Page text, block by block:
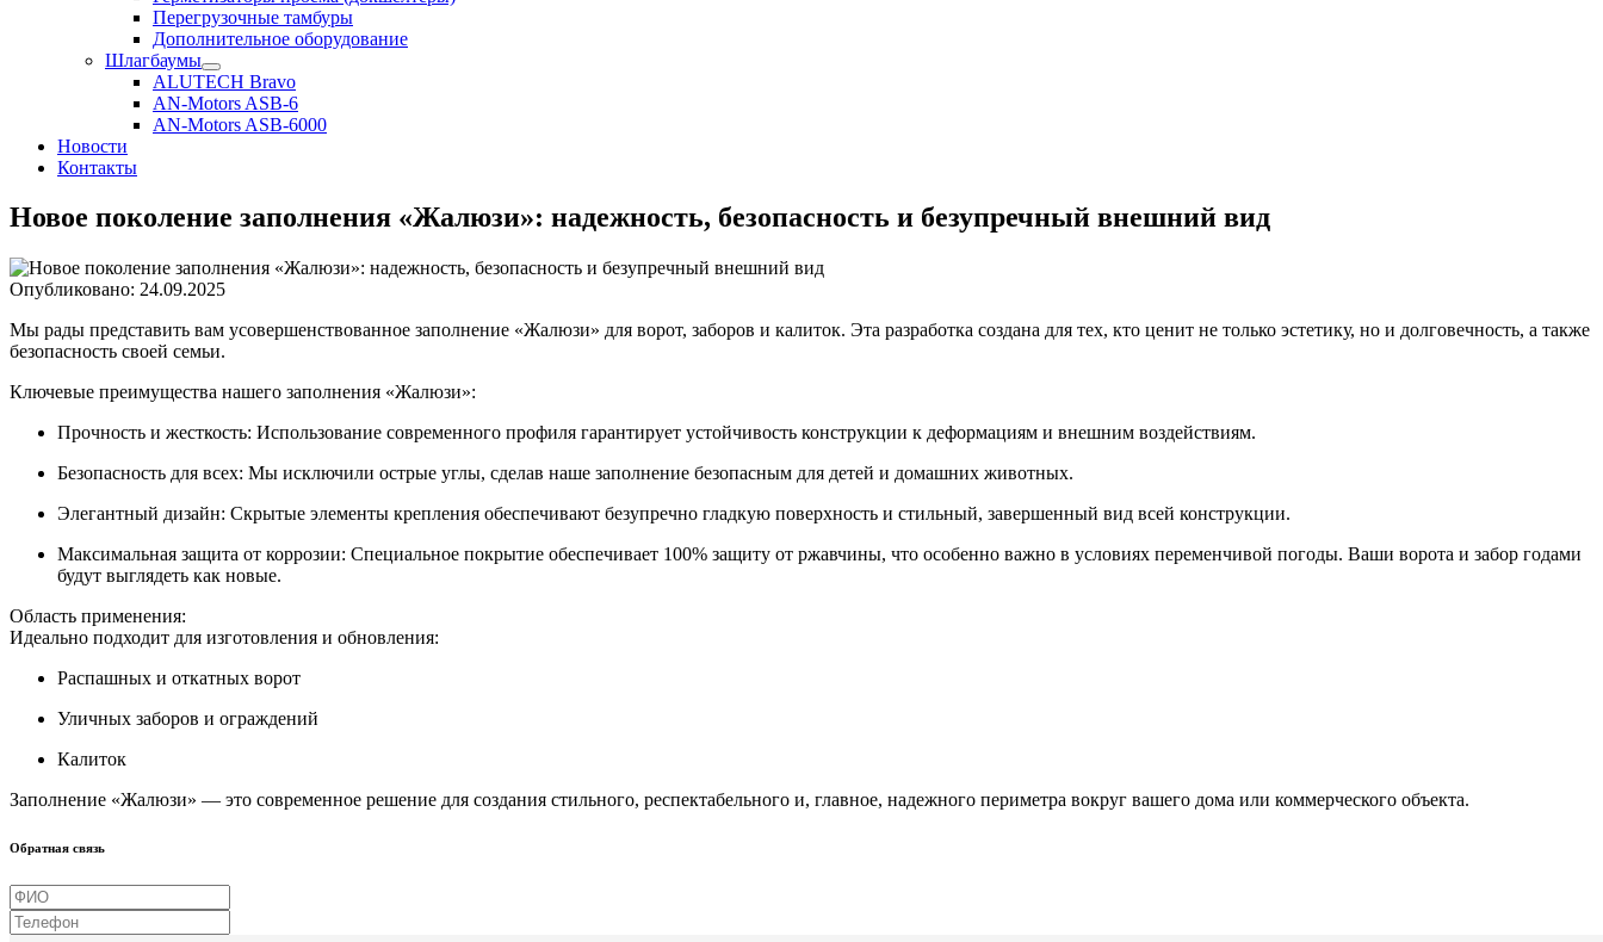
Перегрузочные тамбуры
Дополнительное оборудование
Шлагбаумы
ALUTECH Bravo
AN-Motors ASB-6
AN-Motors ASB-6000
Новости
Контакты
Новое поколение заполнения «Жалюзи»: надежность, безопасность и безупречный внешний вид
Опубликовано: 24.09.2025
Мы рады представить вам усовершенствованное заполнение «Жалюзи» для ворот, заборов и калиток. Эта разработка создана для тех, кто ценит не только эстетику, но и долговечность, а также
безопасность своей семьи.
Ключевые преимущества нашего заполнения «Жалюзи»:
Прочность и жесткость: Использование современного профиля гарантирует устойчивость конструкции к деформациям и внешним воздействиям.
Безопасность для всех: Мы исключили острые углы, сделав наше заполнение безопасным для детей и домашних животных.
Элегантный дизайн: Скрытые элементы крепления обеспечивают безупречно гладкую поверхность и стильный, завершенный вид всей конструкции.
Максимальная защита от коррозии: Специальное покрытие обеспечивает 100% защиту от ржавчины, что особенно важно в условиях переменчивой погоды. Ваши ворота и забор годами
будут выглядеть как новые.
Область применения:
Идеально подходит для изготовления и обновления:
Распашных и откатных ворот
Уличных заборов и ограждений
Калиток
Заполнение «Жалюзи» — это современное решение для создания стильного, респектабельного и, главное, надежного периметра вокруг вашего дома или коммерческого объекта.
Обратная связь